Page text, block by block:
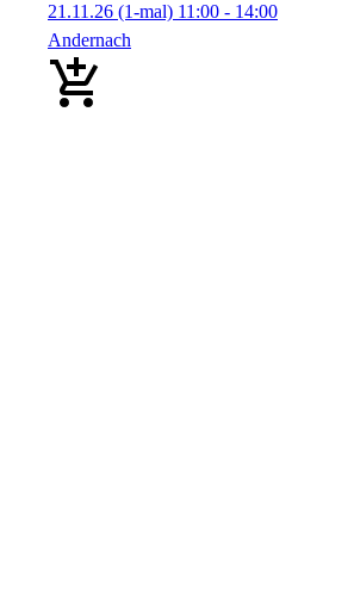
21.11.26 (1-mal) 11:00 - 14:00
Andernach